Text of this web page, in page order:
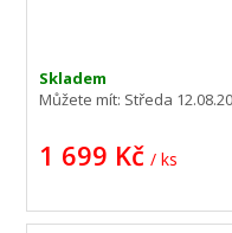
Skladem
Můžete mít: Středa
1 699 Kč / ks